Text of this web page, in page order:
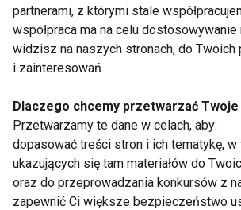
Zabiegi na piękną
sylwetkę
sezon
partnerami, z którymi stale
współpraca ma na celu dostosowywanie
widzisz na naszych stronach, do Twoich
i zainteresowań.
Dlaczego chcemy przetwarzać Twoje
Przetwarzamy te dane w celach, aby:
dopasować treści stron i ich tematykę, w
ukazujących się tam materiałów do
oraz do przeprowadzania konkursów z
zapewnić Ci większe bezpieczeństwo